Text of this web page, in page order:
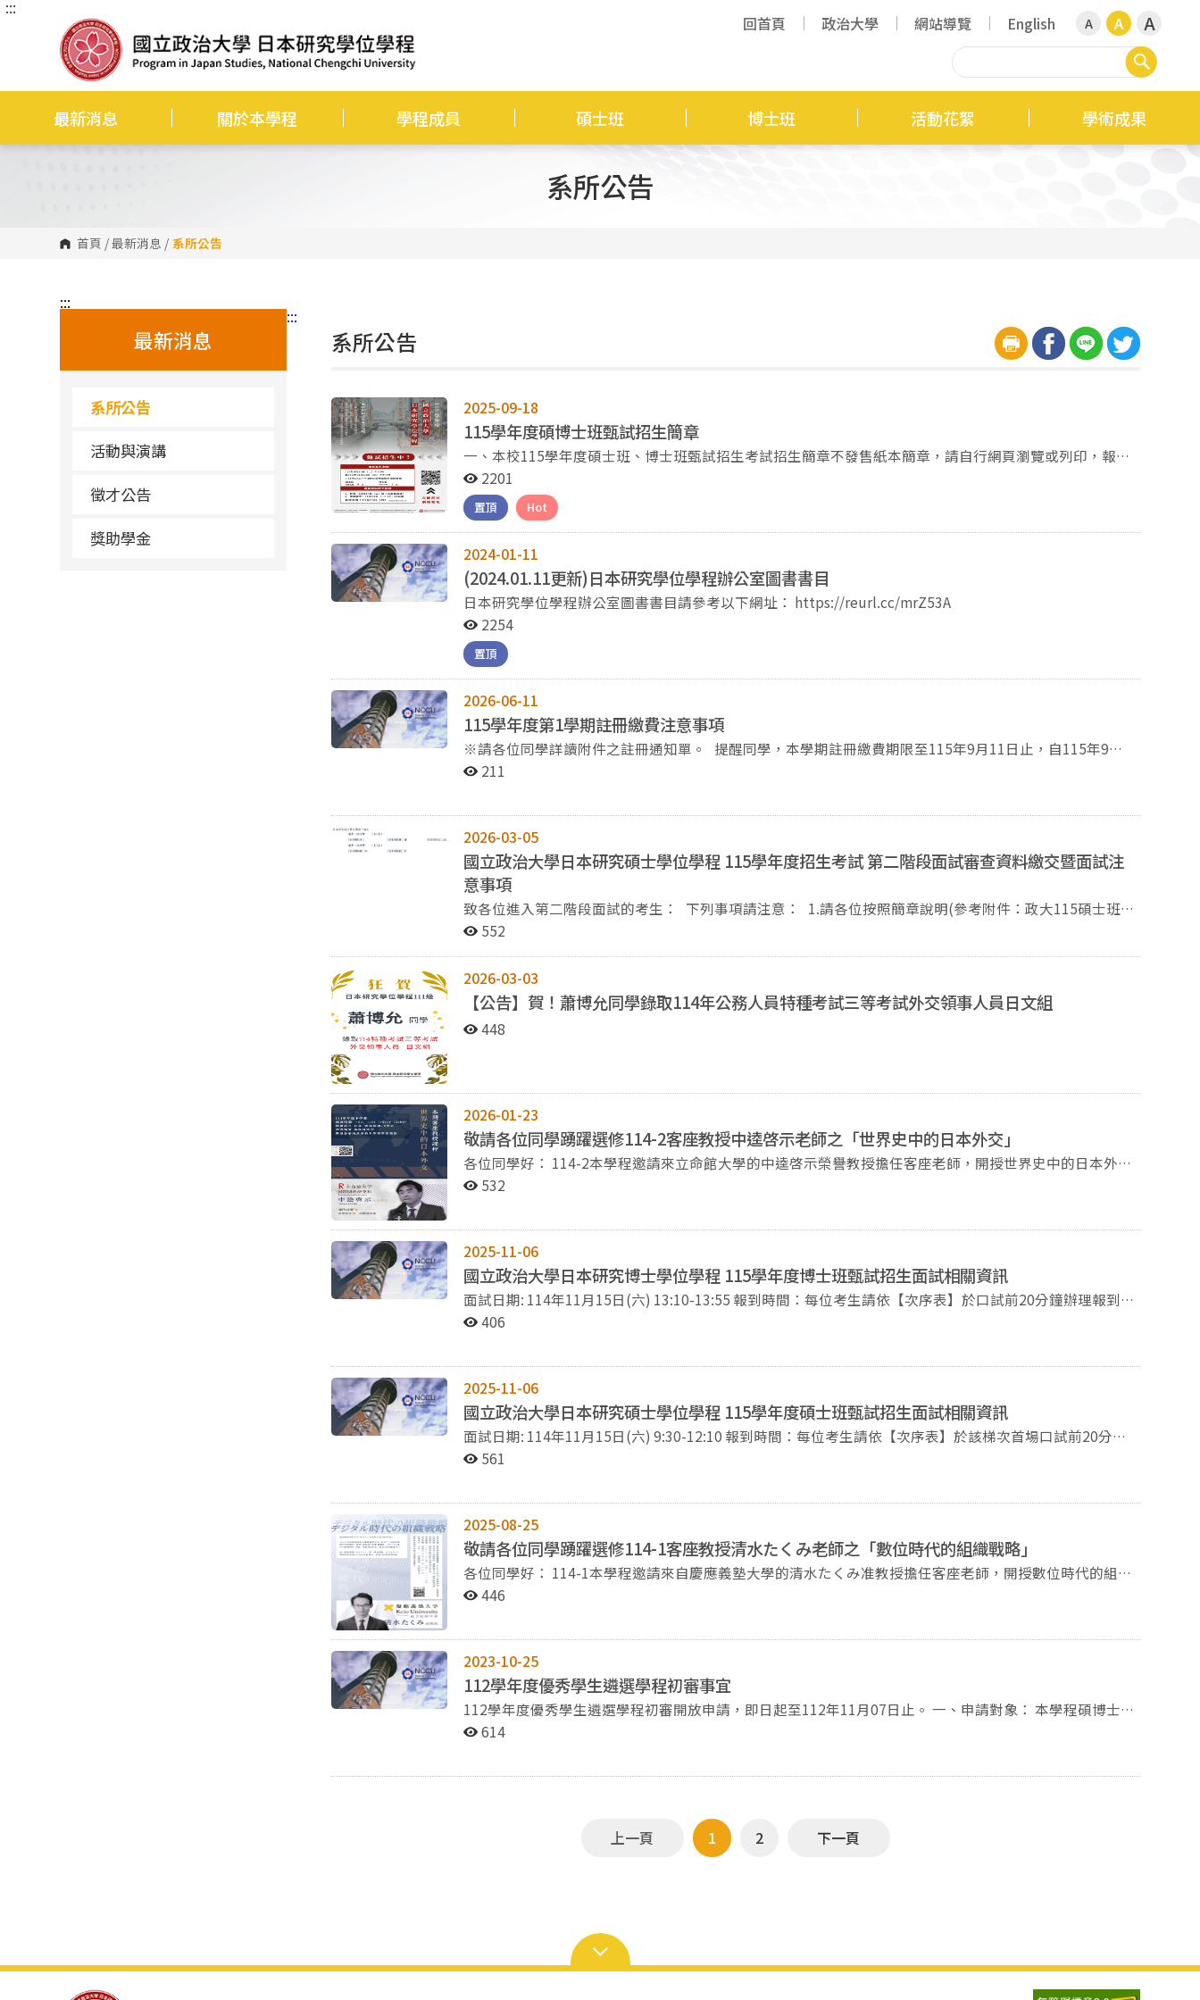
跳
區
:::
回首頁 政治大學 網站導覽 English A A A
最新消息 關於本學程 學程成員 碩士班 博士班 活動花絮 學術成果
系所公告
首頁 /最新消息 / 系所公告
:::
最新消息
系所公告
活動與演講
徵才公告
獎助學金
:::
系所公告
2025-09-18
115學年度碩博士班甄試招生簡章
一、本校115學年度碩士班、博士班甄試招生考試招生簡章不發售紙本簡章，請自行網頁瀏覽或列印，報名
前請務必詳閱簡章（請點選下方連結參閱，附件節錄本學程碩博士班分則簡章PDF檔）。 二、報名方式、
日期(以下各項皆逾時不受理)： （一）網路取得報名繳費帳號期間：自114年9月30日上午9時起至10月14
日中午12時止。 （二）網路登錄報名資料期間：自114年9月30日上午9時起至10月14日下午3時止。
（三）審查資料繳交截止日：※依本學程「資料繳交方式」規定辦理。 1、通訊郵寄：114年10月14日
前（以郵戳為憑）。 2、現場繳交：114年10月13日下午5時止（逾時不受理）。 三、報名流程：請參
考簡章第5-9頁 四、報名期間若遇任何問題，請於上班時間電洽(02)2938-7892、2938-7893本校教務處綜
合業務組。
2201
置頂 Hot
2024-01-11
(2024.01.11更新)日本研究學位學程辦公室圖書書目
日本研究學位學程辦公室圖書書目請參考以下網址： https://reurl.cc/mrZ53A
2254
置頂
2026-06-11
115學年度第1學期註冊繳費注意事項
※請各位同學詳讀附件之註冊通知單。 提醒同學，本學期註冊繳費期限至115年9月11日止，自115年9月
12日至115年9月19日止逾期未繳費同學，僅限至全國第一銀行臨櫃或ATM（含網銀）繳納。延誤註冊者，
211
2026-03-05
國立政治大學日本研究碩士學位學程 115學年度招生考試 第二階段面試審查資料繳交暨面試注
意事項
致各位進入第二階段面試的考生： 下列事項請注意： 1.請各位按照簡章說明(參考附件：政大115碩士班簡
章(日本研究學位學程))，於3月10日(二)下午5時以前將審查資料寄達(非郵戳時間!!)或親送至學程辦公室，
步公布於本校招生專區(https://www.nccu.edu.tw/p/403-1000-122.php?Lang=zh-tw)，請仔細閱讀本校綜
業組公布之資訊。 口試日期：2026年03月14日(星期六)10:00-10:50 報到時間：考生請於09:45前辦理報到
報到地點：政治大學綜合院館北棟11樓 報到時，請主動出示貼有照片的身分證明文件、語言能力證明正
切勿逗留與其他考生交談。 謝謝各位考生的配合，如有任何問題，歡迎來信學程信箱詢問
(mpjs@nccu.edu.tw)林助教。 順頌 時祺 日本研究學位學程 敬上
552
2026-03-03
【公告】賀！蕭博允同學錄取114年公務人員特種考試三等考試外交領事人員日文組
448
2026-01-23
敬請各位同學踴躍選修114-2客座教授中逵啓示老師之「世界史中的日本外交」
各位同學好： 114-2本學程邀請來立命館大學的中逵啓示榮譽教授擔任客座老師，開授世界史中的日本外交
（世界史の中の日本外交）課程。課程資訊如下，歡迎各位踴躍選修！ 課程名稱：世界史中的日本外交
二34 (10:10-12:00) 授課語言：日文 授課對象：本校研究生（歡迎外系所及本校大學部學生選修） 另提醒
各位，第一階段初選時間為1/13~1/14，第二階段初選時間為1/19~1/21，選課時間表業已公告於學程網
站，請各自留意選課時程。 敬祝 寒假愉快
532
2025-11-06
國立政治大學日本研究博士學位學程 115學年度博士班甄試招生面試相關資訊
面試日期: 114年11月15日(六) 13:10-13:55 報到時間：每位考生請依【次序表】於口試前20分鐘辦理報到
（12：50報到） 報到地點：（第一梯次）政治大學綜合院館北棟11樓271113室 報到時，請主動出示准考
明正本：日本語力測驗（JLPT）N2 以上/通過英語能力測驗TOEIC 多益測驗650分（含）以上/新制托福iBT
80分以上。 面試地點：政治大學綜合院館北棟11樓第一會議室(271107室) 考生請依【次序表】表定時間口
試，一人15分鐘。 口試順序依准考證號排定，公平起見，原則上無法更動。 例外情形：若考生因本口試時
間與其報名之他院所口試時間撞期而有迫切更改需要，請於11月12日(三)中午12：00前提供相關證明及說
2939-3091#51111
406
2025-11-06
國立政治大學日本研究碩士學位學程 115學年度碩士班甄試招生面試相關資訊
面試日期: 114年11月15日(六) 9:30-12:10 報到時間：每位考生請依【次序表】於該梯次首場口試前20分鐘
辦理報到 （第一梯次9：10報到、第二梯次10：40報到） 報到地點：政治大學綜合院館北棟11樓271113室
https://examaca.nccu.edu.tw/Login 語言能力證明正本：日本語力測驗（JLPT）N3 以上/通過英語能力測
驗TOEIC 多益測驗600分（含）以上/新制托福iBT 78分以上。 面試地點：政治大學綜合院館北棟11樓第一
會議室(271107室) 考生請依【次序表】表定時間口試，一人10分鐘。 口試順序依准考證號排定，公平起
見，原則上無法更動。 例外情形：若考生因本口試時間與其報名之他院所口試時間撞期而有迫切更改需
561
2025-08-25
敬請各位同學踴躍選修114-1客座教授清水たくみ老師之「數位時代的組織戰略」
各位同學好： 114-1本學程邀請來自慶應義塾大學的清水たくみ准教授擔任客座老師，開授數位時代的組織
戰略（デジタル時代の組織戦略）課程。課程資訊如下，歡迎各位踴躍選修！ 課程名稱：數位時代的組織
教授） 開課單位：國際事務學院日本研究學位學程 授課期間：114/9/5(五)-114/11/7(五) 授課時間：每周
五234C(9:10-13:00) 授課語言：日文 授課對象：本校研究生（歡迎外系所及本校大學部學生選修） 另提醒
各位，第一階段初選時間為8/19-8/20，第二階段初選時間為8/25-8/27，選課時間表業已公告於學程網站，
請各自留意選課時程。 敬祝 暑假愉快
446
2023-10-25
112學年度優秀學生遴選學程初審事宜
112學年度優秀學生遴選學程初審開放申請，即日起至112年11月07日止。 一、申請對象： 本學程碩博士班
二年級(含)以上學生，不包括代訓生、休學生，且須同時滿足下列條件： 操行成績A以上 前一學期學業成績
符合申請條件且有意申請者請備妥申請資料電子檔及紙本檔，於112年11月07日（二）前將申請資料寄至所
614
上一頁 1 2 下一頁